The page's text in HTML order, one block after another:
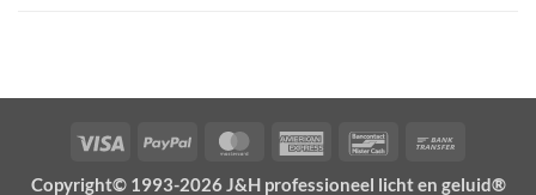
Visa PayPal MasterCardAmerican
Bancontact
Copyright© 1993-2026 J&H professioneel licht en geluid®